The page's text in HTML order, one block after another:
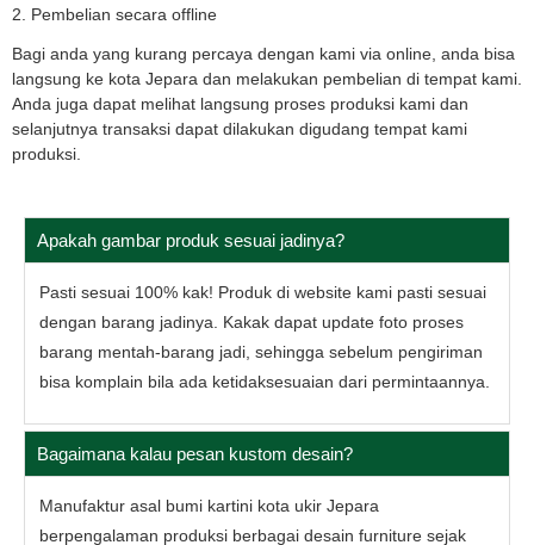
2. Pembelian secara offline
Bagi anda yang kurang percaya dengan kami via online, anda bisa
langsung ke kota Jepara dan melakukan pembelian di tempat kami.
Anda juga dapat melihat langsung proses produksi kami dan
selanjutnya transaksi dapat dilakukan digudang tempat kami
produksi.
Apakah gambar produk sesuai jadinya?
Pasti sesuai 100% kak! Produk di website kami pasti sesuai
dengan barang jadinya. Kakak dapat update foto proses
barang mentah-barang jadi, sehingga sebelum pengiriman
bisa komplain bila ada ketidaksesuaian dari permintaannya.
Bagaimana kalau pesan kustom desain?
Manufaktur asal bumi kartini kota ukir Jepara
berpengalaman produksi berbagai desain furniture sejak